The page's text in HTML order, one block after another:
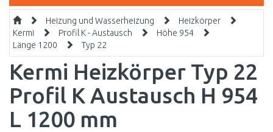
Heizung und Wasserheizung
Heizkörper
Kermi
Profil K - Austausch
Höhe 954
Länge 1200
Typ 22
Kermi Heizkörper Typ 22
Profil K Austausch H 954
L 1200 mm